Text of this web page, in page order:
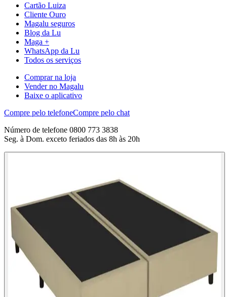
Cartão Luiza
Cliente Ouro
Magalu seguros
Blog da Lu
Maga +
WhatsApp da Lu
Todos os serviços
Comprar na loja
Vender no Magalu
Baixe o aplicativo
Compre pelo telefoneCompre pelo chat
Número de telefone 0800 773 3838
Seg. à Dom. exceto feriados das 8h às 20h